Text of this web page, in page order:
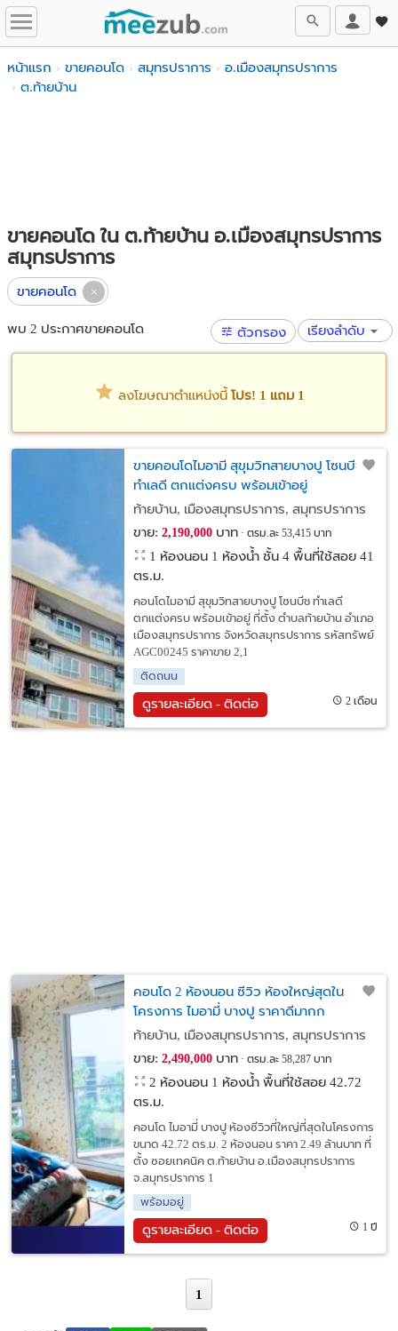
หน้าแรก ขายคอนโด สมุทรปราการ
อ.เมืองสมุทรปราการ
ต.ท้ายบ้าน
ขายคอนโด ใน ต.ท้ายบ้าน อ.เมืองสมุทรปราการ
สมุทรปราการ
ขายคอนโด
พบ 2 ประกาศขายคอนโด ตัวกรอง เรียงลำดับ
ลงโฆษณาตำแหน่งนี้ โปร! 1 แถม 1
ขายคอนโดไมอามี สุขุมวิทสายบางปู โซนบีช
ทำเลดี ตกแต่งครบ พร้อมเข้าอยู่
ท้ายบ้าน, เมืองสมุทรปราการ, สมุทรปราการ
ขาย: 2,190,000บาท ตรม.ละ 53,415 บาท
1 ห้องนอน 1 ห้องน้ำ ชั้น 4 พื้นที่ใช้สอย 41
ตร.ม.
คอนโดไมอามี สุขุมวิทสายบางปู โซนบีช ทำเลดี
ตกแต่งครบ พร้อมเข้าอยู่ ที่ตั้ง ตำบลท้ายบ้าน อำเภอ
เมืองสมุทรปราการ จังหวัดสมุทรปราการ รหัสทรัพย์
AGC00245 ราคาขาย 2,1
ติดถนน
ดูรายละเอียด - ติดต่อ 2 เดือน
คอนโด 2 ห้องนอน ซีวิว ห้องใหญ่สุดใน
โครงการ ไมอามี่ บางปู ราคาดีมากก
ท้ายบ้าน, เมืองสมุทรปราการ, สมุทรปราการ
ขาย: 2,490,000บาท ตรม.ละ 58,287 บาท
2 ห้องนอน 1 ห้องน้ำ พื้นที่ใช้สอย 42.72
ตร.ม.
คอนโด ไมอามี่ บางปู ห้องซีวิวที่ใหญ่ที่สุดในโครงการ
ขนาด 42.72 ตร.ม. 2 ห้องนอน ราคา 2.49 ล้านบาท ที่
ตั้ง ซอยเทคนิค ต.ท้ายบ้าน อ.เมืองสมุทรปราการ
จ.สมุทรปราการ 1
พร้อมอยู่
ดูรายละเอียด - ติดต่อ 1 ปี
1